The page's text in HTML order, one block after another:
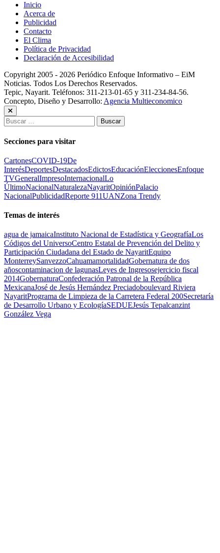
Inicio
Acerca de
Publicidad
Contacto
El Clima
Política de Privacidad
Declaración de Accesibilidad
Copyright 2005 - 2026 Periódico Enfoque Informativo – EiM
Noticias. Todos Los Derechos Reservados.
Tepic, Nayarit. Teléfonos: 311-213-01-65 y 311-234-84-56.
Concepto, Diseño y Desarrollo: Agencia Multieconomico
Buscar:
Secciones para visitar
CartonesCOVID-19De
InterésDeportesDestacadosEdictosEducaciónEleccionesEnfoque
TVGeneralImpresoInternacionalLo
ÚltimoNacionalNaturalezaNayaritOpiniónPalacio
NacionalPublicidadReporte 911UANZona Trendy
Temas de interés
agua de jamaicaInstituto Nacional de Estadística y GeografíaLos
Códigos del UniversoCentro Estatal de Prevención del Delito y
Participación Ciudadana del Estado de NayaritEquipo
MonterreySanvezzoCahuamamortalidadGobernatura de dos
añoscontaminacion de lagunasLeyes de Ingresosejercicio fiscal
2014GobernaturaConfederación Patronal de la República
MexicanaJosé de Jesús Hernández Preciadoboulevard Riviera
NayaritPrograma de Limpieza de la Carretera Federal 200Secretaría
de Desarrollo Urbano y EcologíaSEDUEJesús Tepalcanzint
González Vega